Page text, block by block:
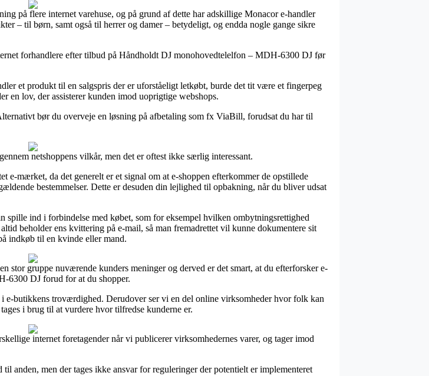
på flere internet varehuse, og på grund af dette har adskillige Monacor e-handler
– til børn, samt også til herrer og damer – betydeligt, og endda nogle gange sikre
forhandlere efter tilbud på Håndholdt DJ monohovedtelelfon – MDH-6300 DJ før
et produkt til en salgspris der er uforståeligt letkøbt, burde det tit være et fingerpeg
en lov, der assisterer kunden imod uoprigtige webshops.
bør du overveje en løsning på afbetaling som fx ViaBill, forudsat du har til
netshoppens vilkår, men det er oftest ikke særlig interessant.
e-mærket, da det generelt er et signal om at e-shoppen efterkommer de opstillede
bestemmelser. Dette er desuden din lejlighed til opbakning, når du bliver udsat
ind i forbindelse med købet, som for eksempel hvilken ombytningsrettighed
beholder ens kvittering på e-mail, så man fremadrettet vil kunne dokumentere sit
indkøb til en kvinde eller mand.
stor gruppe nuværende kunders meninger og derved er det smart, at du efterforsker e-
6300 DJ forud for at du shopper.
butikkens troværdighed. Derudover ser vi en del online virksomheder hvor folk kan
i brug til at vurdere hvor tilfredse kunderne er.
internet foretagender når vi publicerer virksomhedernes varer, og tager imod
anden, men der tages ikke ansvar for reguleringer der potentielt er implementeret